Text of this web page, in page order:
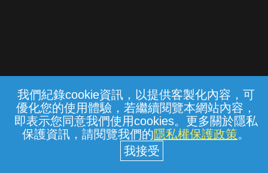
我們紀錄cookie資訊，以提供客製化內容，可
優化您的使用體驗，若繼續閱覽本網站內容，
即表示您同意我們使用cookies。更多關於隱私
保護資訊，請閱覽我們的隱私權保護政策。
常見問題 線上客服 服務條款 隱私權保護
中華電信股份有限公司個人家庭分公司
(統一編號：96979949) © 2026
{{notifyMsg}}